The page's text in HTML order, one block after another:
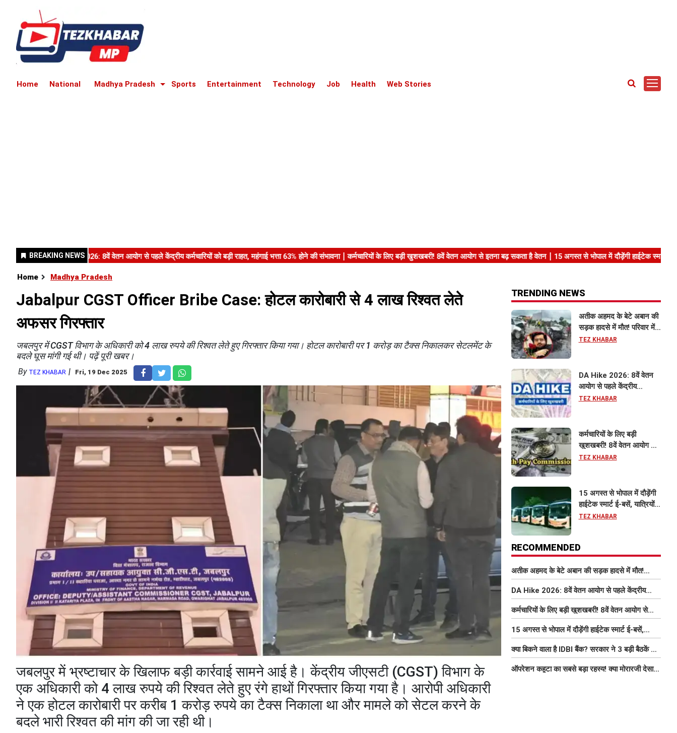
Home National Madhya Pradesh Sports Entertainment Technology Job Health Web Stories
Home Madhya Pradesh
Jabalpur CGST Officer Bribe Case: होटल कारोबारी से 4 लाख रिश्वत लेते
अफसर गिरफ्तार
जबलपुर में CGST विभाग के अधिकारी को 4 लाख रुपये की रिश्वत लेते हुए गिरफ्तार किया गया। होटल कारोबारी पर 1 करोड़ का टैक्स निकालकर सेटलमेंट के
बदले घूस मांगी गई थी। पढ़ें पूरी खबर।
By TEZ KHABAR Fri, 19 Dec 2025
जबलपुर में भ्रष्टाचार के खिलाफ बड़ी कार्रवाई सामने आई है। केंद्रीय जीएसटी (CGST) विभाग के
एक अधिकारी को 4 लाख रुपये की रिश्वत लेते हुए रंगे हाथों गिरफ्तार किया गया है। आरोपी अधिकारी
ने एक होटल कारोबारी पर करीब 1 करोड़ रुपये का टैक्स निकाला था और मामले को सेटल करने के
बदले भारी रिश्वत की मांग की जा रही थी।
TRENDING NEWS
अतीक अहमद के बेटे अबान की
सड़क हादसे में मौत! परिवार में
मातम, भाई एहजाम ने क्या कहा?
TEZ KHABAR
DA Hike 2026: 8वें वेतन
आयोग से पहले केंद्रीय
कर्मचारियों को बड़ी राहत, महंगाई
TEZ KHABAR
कर्मचारियों के लिए बड़ी
खुशखबरी! 8वें वेतन आयोग से
इतना बढ़ सकता है वेतन
TEZ KHABAR
15 अगस्त से भोपाल में दौड़ेंगी
हाईटेक स्मार्ट ई-बसें, यात्रियों
को मिलेंगी फ्री Wi-Fi समेत
TEZ KHABAR
RECOMMENDED
अतीक अहमद के बेटे अबान की सड़क हादसे में मौत!
परिवार में मातम, भाई एहजाम ने क्या कहा? जानिए पूरा
मामला
DA Hike 2026: 8वें वेतन आयोग से पहले केंद्रीय
कर्मचारियों को बड़ी राहत, महंगाई भत्ता 63% होने की
संभावना
कर्मचारियों के लिए बड़ी खुशखबरी! 8वें वेतन आयोग से
इतना बढ़ सकता है वेतन
15 अगस्त से भोपाल में दौड़ेंगी हाईटेक स्मार्ट ई-बसें,
यात्रियों को मिलेंगी फ्री Wi-Fi समेत आधुनिक सुविधा
क्या बिकने वाला है IDBI बैंक? सरकार ने 3 बड़ी बैठकें कीं,
निजीकरण की डील पर बढ़ी हलचल
ऑपरेशन कहूटा का सबसे बड़ा रहस्य! क्या मोरारजी देसाई